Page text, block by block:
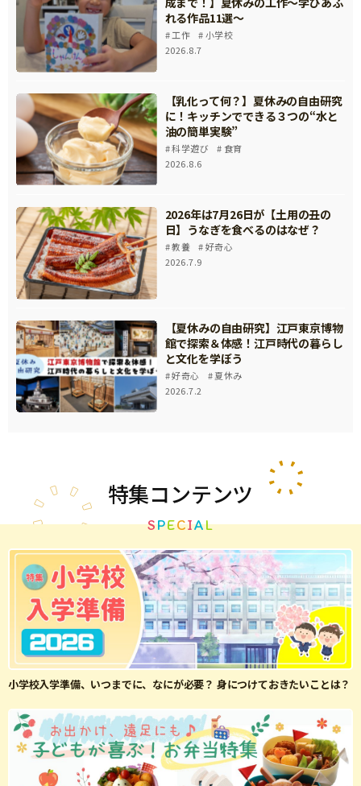
れる作品11選～
工作
小学校
2026.8.7
【乳化って何？】夏休みの自由研究
に！キッチンでできる３つの“水と
油の簡単実験”
科学遊び
食育
2026.8.6
2026年は7月26日が【土用の丑の
日】うなぎを食べるのはなぜ？
教養
好奇心
2026.7.9
【夏休みの自由研究】江戸東京博物
館で探索＆体感！江戸時代の暮らし
と文化を学ぼう
好奇心
夏休み
2026.7.2
特集コンテンツ
SPECIAL
小学校入学準備、いつまでに、なにが必要？ 身につけておきたいことは？